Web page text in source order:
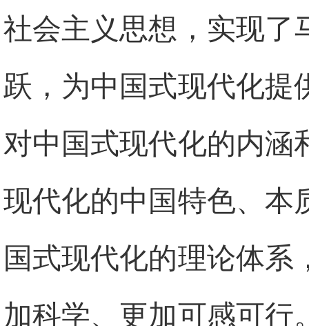
社会主义思想，实现了
跃，为中国式现代化提
对中国式现代化的内涵
现代化的中国特色、本
国式现代化的理论体系
加科学、更加可感可行